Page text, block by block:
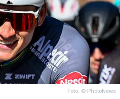
Foto: © PhotoNews